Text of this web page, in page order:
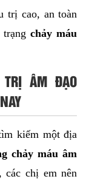
trị cao, an toàn
trạngchảy máu
ÂM ĐẠO
kiếm một địa
chảy máu âm
các chị em nên